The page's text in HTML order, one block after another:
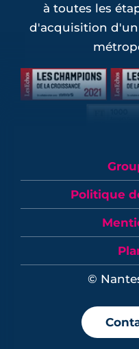
à toutes les
d'acquisition
Politique
©